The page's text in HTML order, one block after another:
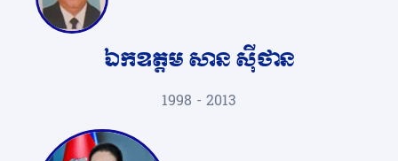
ឯកឧត្តម សាន ស៊ីថាន
1998 - 2013